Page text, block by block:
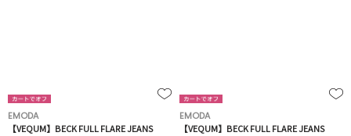
EMODA
【VEQUM】BECK FULL FLARE JEANS
EMODA
【VEQUM】BECK FULL FLARE JEANS